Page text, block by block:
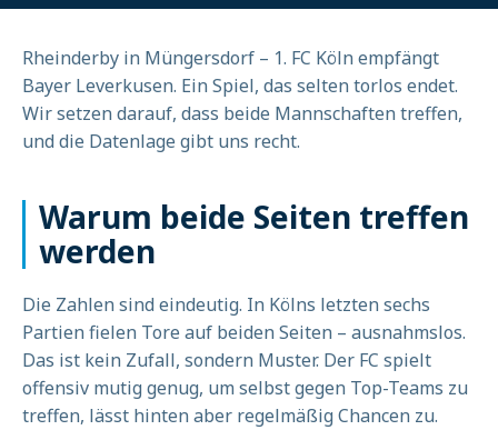
Rheinderby in Müngersdorf – 1. FC Köln empfängt
Bayer Leverkusen. Ein Spiel, das selten torlos endet.
Wir setzen darauf, dass beide Mannschaften treffen,
und die Datenlage gibt uns recht.
Warum beide Seiten treffen
werden
Die Zahlen sind eindeutig. In Kölns letzten sechs
Partien fielen Tore auf beiden Seiten – ausnahmslos.
Das ist kein Zufall, sondern Muster. Der FC spielt
offensiv mutig genug, um selbst gegen Top-Teams zu
treffen, lässt hinten aber regelmäßig Chancen zu.